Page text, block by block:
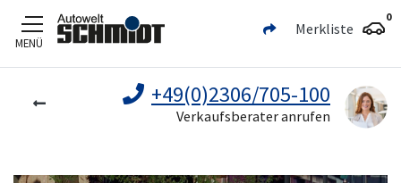
Zum Hauptinhalt
MENÜ
Merkliste
0
+49(0)2306/705-100
Verkaufsberater anrufen